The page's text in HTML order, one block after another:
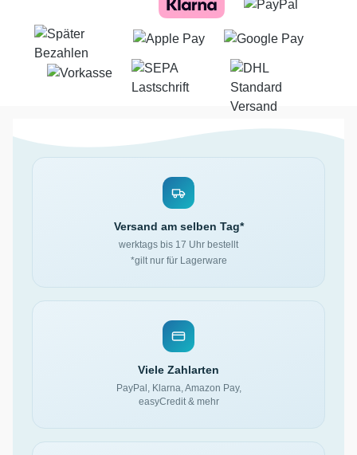
Versand am selben Tag*
werktags bis 17 Uhr bestellt
*gilt nur für Lagerware
Viele Zahlarten
PayPal, Klarna, Amazon Pay,
easyCredit & mehr